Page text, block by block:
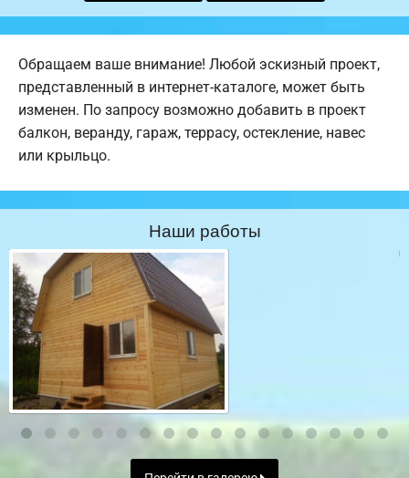
Обращаем ваше внимание! Любой эскизный проект,
представленный в интернет-каталоге, может быть
изменен. По запросу возможно добавить в проект
балкон, веранду, гараж, террасу, остекление, навес
или крыльцо.
Наши работы